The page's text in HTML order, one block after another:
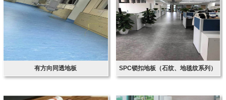
有方向同透地板 SPC锁扣地板（石纹、地毯纹系列）